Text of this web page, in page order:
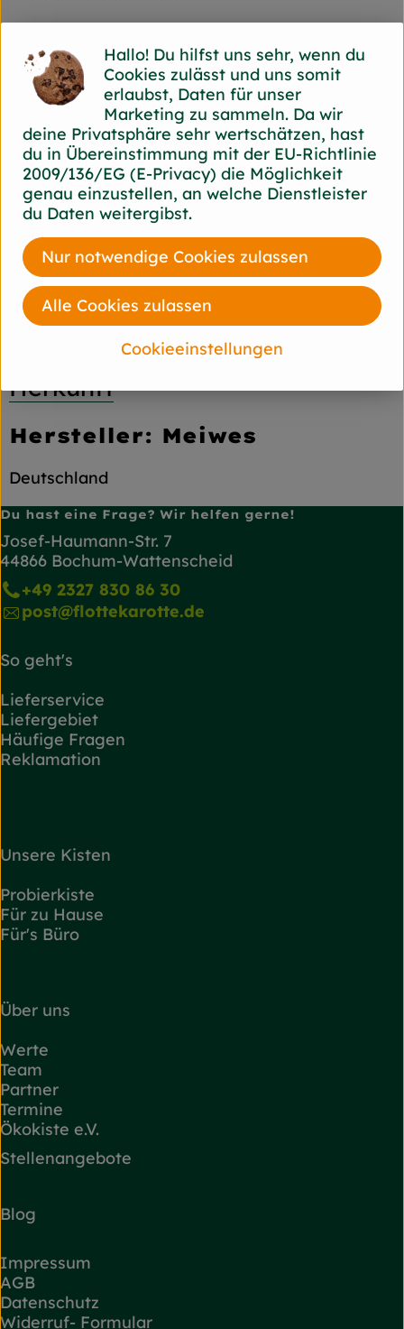
Verwendung:
Fenchel ist roh, gekocht, gedünstet oder auch
gegrillt ein schmackhaftes, energiereiches
Gemüse, welches leicht verdaulich ist. Er enthält
ätherische Öle (z.B. Menthol) Sie ergeben den
anisartigen Geschmack.
Lagerung:
Haltbarkeit etwa eine Woche im Kühlschrank.
Einwickeln in Folie verhindert schnelles
Austrocknen.
Produktinformationen
Herkunft
Hersteller: Meiwes
Deutschland
Du hast eine Frage? Wir helfen gerne!
Josef-Haumann-Str. 7
44866 Bochum-Wattenscheid
+49 2327 830 86 30
post@flottekarotte.de
So geht's
Lieferservice
Liefergebiet
Häufige Fragen
Reklamation
Unsere Kisten
Probierkiste
Für zu Hause
Für's Büro
Über uns
Werte
Team
Partner
Termine
Ökokiste e.V.
Stellenangebote
Blog
Impressum
AGB
Datenschutz
Widerruf- Formular
Hallo! Du hilfst uns sehr, wenn du
Cookies zulässt und uns somit
erlaubst, Daten für unser
Marketing zu sammeln. Da wir
deine Privatsphäre sehr wertschätzen, hast
du in Übereinstimmung mit der EU-Richtlinie
2009/136/EG (E-Privacy) die Möglichkeit
genau einzustellen, an welche Dienstleister
du Daten weitergibst.
Cookieeinstellungen
Nur notwendige Cookies zulassen
Alle Cookies zulassen